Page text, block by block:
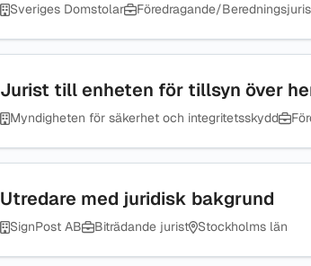
Sveriges Domstolar Föredragande/
Jurist till enheten för tillsyn över
Myndigheten för säkerhet och integritetsskydd
Utredare med juridisk bakgrund
SignPost AB Biträdande jurist Stockholms län